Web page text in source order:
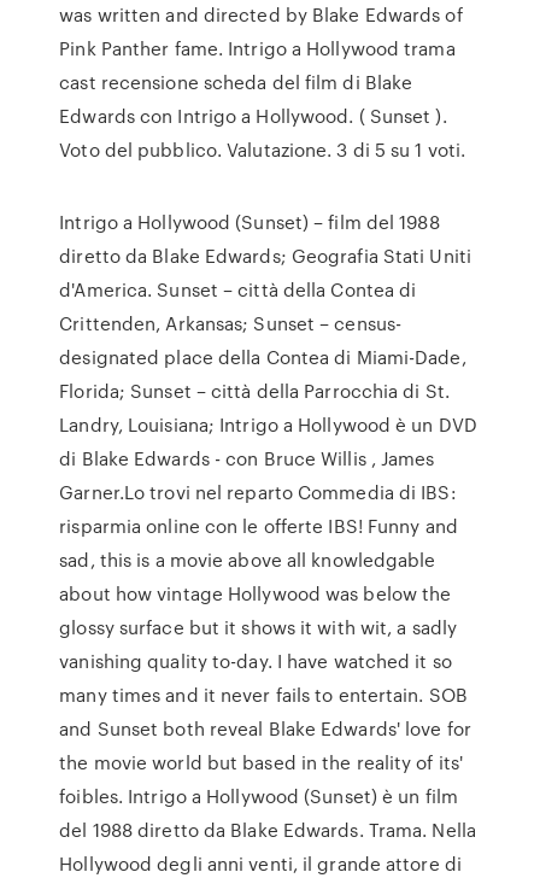
was written and directed by Blake Edwards of
Pink Panther fame. Intrigo a Hollywood trama
cast recensione scheda del film di Blake
Edwards con Intrigo a Hollywood. ( Sunset ).
Voto del pubblico. Valutazione. 3 di 5 su 1 voti.
Intrigo a Hollywood (Sunset) – film del 1988
diretto da Blake Edwards; Geografia Stati Uniti
d'America. Sunset – città della Contea di
Crittenden, Arkansas; Sunset – census-
designated place della Contea di Miami-Dade,
Florida; Sunset – città della Parrocchia di St.
Landry, Louisiana; Intrigo a Hollywood è un DVD
di Blake Edwards - con Bruce Willis , James
Garner.Lo trovi nel reparto Commedia di IBS:
risparmia online con le offerte IBS! Funny and
sad, this is a movie above all knowledgable
about how vintage Hollywood was below the
glossy surface but it shows it with wit, a sadly
vanishing quality to-day. I have watched it so
many times and it never fails to entertain. SOB
and Sunset both reveal Blake Edwards' love for
the movie world but based in the reality of its'
foibles. Intrigo a Hollywood (Sunset) è un film
del 1988 diretto da Blake Edwards. Trama. Nella
Hollywood degli anni venti, il grande attore di